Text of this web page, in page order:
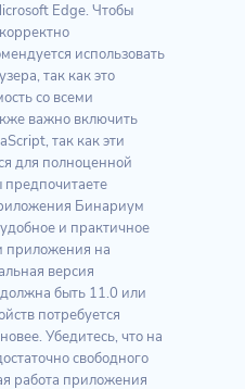
Edge. Чтобы
использовать
так как это
со всеми
важно включить
так как эти
для полноценной
предпочитаете
Бинариум
и практичное
приложения на
версия
быть 11.0 или
потребуется
Убедитесь, что на
свободного
работа приложения